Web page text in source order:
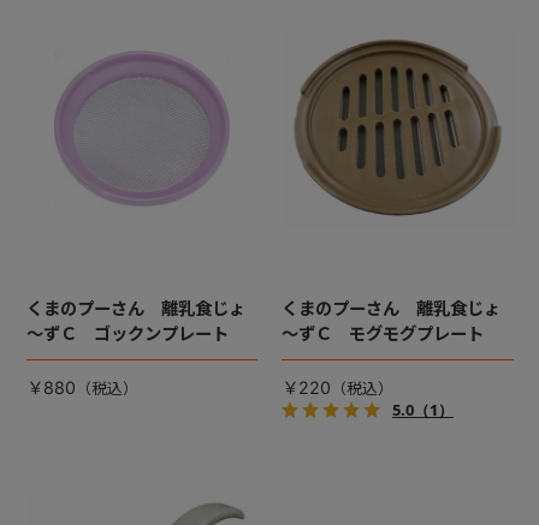
くまのプーさん 離乳食じょ
～ずＣ ゴックンプレート
￥880
くまのプーさん 離乳食じょ
～ずＣ モグモグプレート
￥220
5.0（1）